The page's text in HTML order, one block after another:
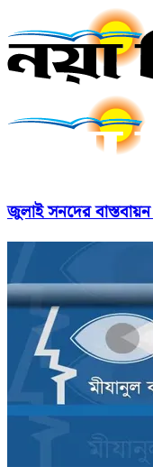
জুলাই সনদের